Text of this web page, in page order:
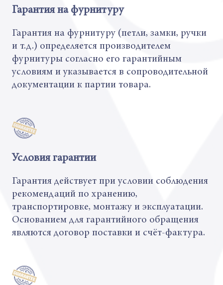
Гарантия на фурнитуру
Гарантия на фурнитуру (петли, замки, ручки
и т.д.) определяется производителем
фурнитуры согласно его гарантийным
условиям и указывается в сопроводительной
документации к партии товара.
Условия гарантии
Гарантия действует при условии соблюдения
рекомендаций по хранению,
транспортировке, монтажу и эксплуатации.
Основанием для гарантийного обращения
являются договор поставки и счёт-фактура.